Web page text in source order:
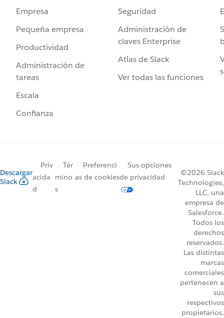
Empresa
Pequeña empresa
Productividad
Administración de
tareas
Escala
Confianza
Seguridad
Administración de
claves Enterprise
Atlas de Slack
Ver todas las funciones
Descargar
Slack
Priv
acida
d
Tér
mino
s
Preferenci
as de cookies
Sus opciones
de privacidad
©2026 Slack
Technologies,
LLC, una
empresa de
Salesforce.
Todos los
derechos
reservados.
Las distintas
marcas
comerciales
pertenecen a
sus
respectivos
propietarios.